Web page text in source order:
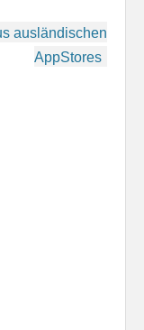
ausländischen
AppStores